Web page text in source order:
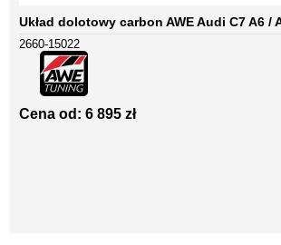
Układ dolotowy carbon AWE Audi C7 A6 /
2660-15022
Cena od: 6 895 zł